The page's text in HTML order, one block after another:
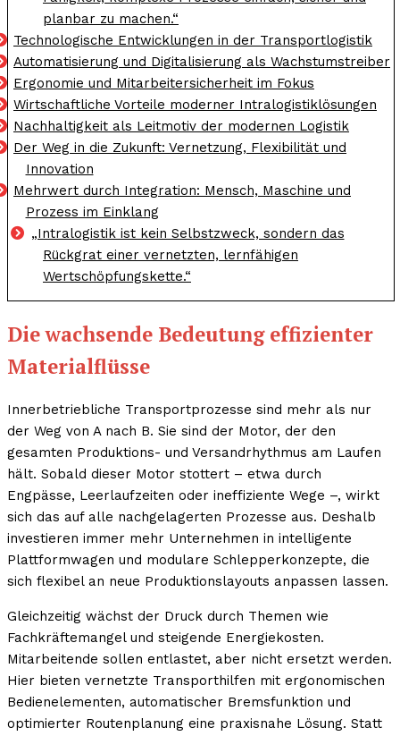
planbar zu machen.“
Technologische Entwicklungen in der Transportlogistik
Automatisierung und Digitalisierung als Wachstumstreiber
Ergonomie und Mitarbeitersicherheit im Fokus
Wirtschaftliche Vorteile moderner Intralogistiklösungen
Nachhaltigkeit als Leitmotiv der modernen Logistik
Der Weg in die Zukunft: Vernetzung, Flexibilität und
Innovation
Mehrwert durch Integration: Mensch, Maschine und
Prozess im Einklang
„Intralogistik ist kein Selbstzweck, sondern das
Rückgrat einer vernetzten, lernfähigen
Wertschöpfungskette.“
Die wachsende Bedeutung effizienter
Materialflüsse
Innerbetriebliche Transportprozesse sind mehr als nur
der Weg von A nach B. Sie sind der Motor, der den
gesamten Produktions- und Versandrhythmus am Laufen
hält. Sobald dieser Motor stottert – etwa durch
Engpässe, Leerlaufzeiten oder ineffiziente Wege –, wirkt
sich das auf alle nachgelagerten Prozesse aus. Deshalb
investieren immer mehr Unternehmen in intelligente
Plattformwagen und modulare Schlepperkonzepte, die
sich flexibel an neue Produktionslayouts anpassen lassen.
Gleichzeitig wächst der Druck durch Themen wie
Fachkräftemangel und steigende Energiekosten.
Mitarbeitende sollen entlastet, aber nicht ersetzt werden.
Hier bieten vernetzte Transporthilfen mit ergonomischen
Bedienelementen, automatischer Bremsfunktion und
optimierter Routenplanung eine praxisnahe Lösung. Statt